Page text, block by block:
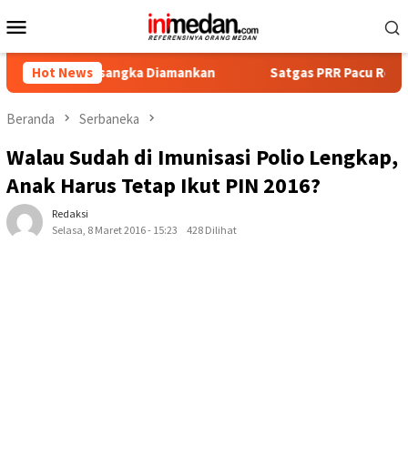
ke
Mobile
Hot NewsDiamankan Satgas PRR Pacu Realisasi
Beranda Serbaneka
Walau Sudah di Imunisasi Polio Lengkap,
Anak Harus Tetap Ikut PIN 2016?
Redaksi
Selasa, 8 Maret 2016 - 15:23
428 Dilihat